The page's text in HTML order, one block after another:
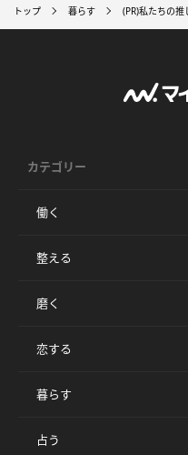
トップ 暮らす (PR)私たちの推
カテゴリー
働く
整える
磨く
恋する
暮らす
占う